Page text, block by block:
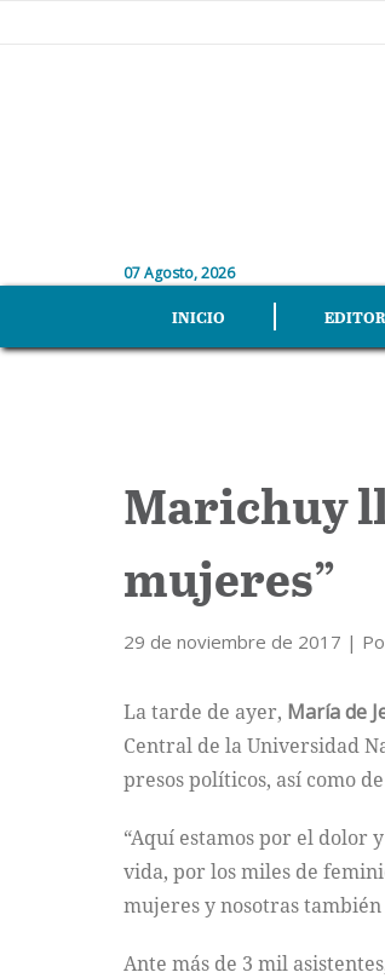
07 Agosto, 2026
INICIO
Marichuy
mujeres”
29 de noviembre de 2017 |
La tarde de ayer, María de
Central de la Universidad
presos políticos, así como
“Aquí estamos por el dolor
vida, por los miles de
mujeres y nosotras también
Ante más de 3 mil